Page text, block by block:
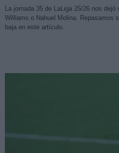
La jornada 35 de LaLiga 25/26 nos
Williams o Nahuel Molina. Repasamos
baja en este artículo.